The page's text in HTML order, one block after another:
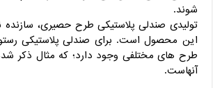
شوند.
تولیدی صندلی پلاستیکی طرح حصیری، سازنده
این محصول است. برای صندلی پلاستیکی
طرح های مختلفی وجود دارد؛ که مثال ذکر
آنهاست.